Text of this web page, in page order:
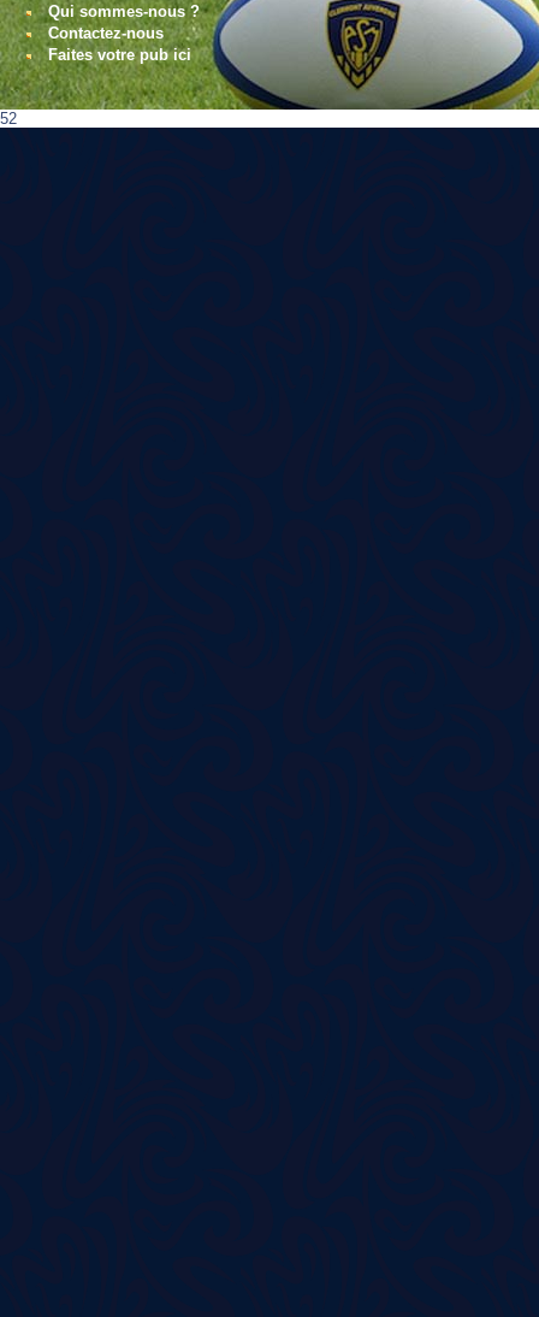
Qui sommes-nous ?
Contactez-nous
Faites votre pub ici
52